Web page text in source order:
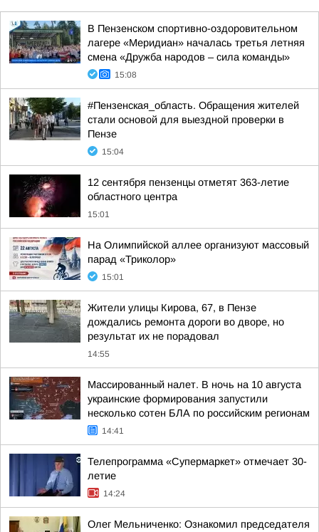
В Пензенском спортивно-оздоровительном
лагере «Меридиан» началась третья летняя
смена «Дружба народов – сила команды»
15:08
#Пензенская_область. Обращения жителей
стали основой для выездной проверки в
Пензе
15:04
12 сентября пензенцы отметят 363-летие
областного центра
15:01
На Олимпийской аллее организуют массовый
парад «Триколор»
15:01
Жители улицы Кирова, 67, в Пензе
дождались ремонта дороги во дворе, но
результат их не порадовал
14:55
Массированный налет. В ночь на 10 августа
украинские формирования запустили
несколько сотен БЛА по российским регионам
14:41
Телепрограмма «Супермаркет» отмечает 30-
летие
14:24
Олег Мельниченко: Ознакомил председателя